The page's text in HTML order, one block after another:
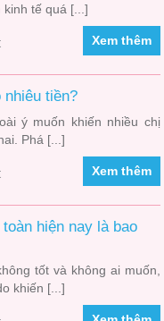
kinh tế quá [...]
Xem thêm
nhiêu tiền?
ý muốn khiến nhiều chị
Phá [...]
Xem thêm
hiện nay là bao
tốt và không ai muốn,
khiến [...]